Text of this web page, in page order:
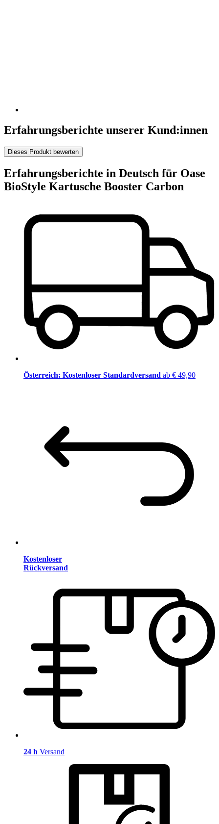
Erfahrungsberichte unserer Kund:innen
Dieses Produkt bewerten
Erfahrungsberichte in Deutsch für Oase
BioStyle Kartusche Booster Carbon
Österreich: Kostenloser Standardversand ab € 49,90
Kostenloser
Rückversand
24 h Versand